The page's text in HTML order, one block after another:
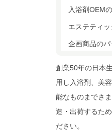
入浴剤OEM
エステティ
企画商品の
創業50年の日本
用し入浴剤、美
能なものまでさ
造・出荷するた
ださい。